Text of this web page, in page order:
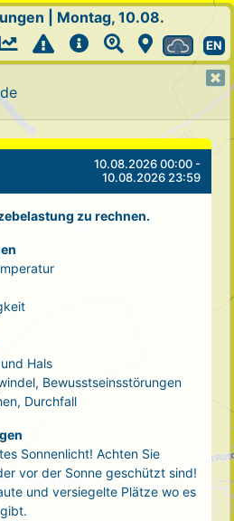
Montag, 10.08.
EN
10.08.2026 00:00 -
10.08.2026 23:59
zu rechnen.
Hals
Bewusstseinsstörungen
Durchfall
Sonnenlicht! Achten Sie
vor der Sonne geschützt sind!
und versiegelte Plätze wo es